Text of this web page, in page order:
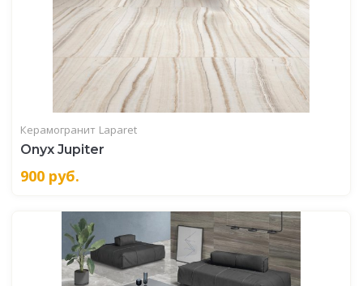
Керамогранит Laparet
Onyx Jupiter
900 руб.